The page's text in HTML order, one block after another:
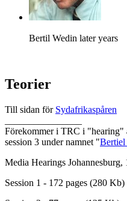
Bertil Wedin later years
Teorier
Till sidan för Sydafrikaspåren
Förekommer i TRC i "hearing"
session 3 under namnet "Bertiel
Media Hearings Johannesburg,
Session 1 - 172 pages (280 Kb)